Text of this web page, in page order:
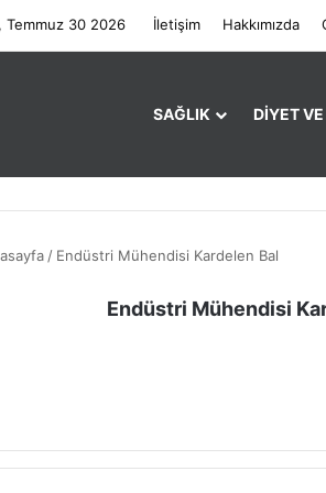
Temmuz 30 2026 İletişim Hakkımızda
SAĞLIK DIYET
/ Endüstri Mühendisi Kardelen Bal
Endüstri Mühendisi